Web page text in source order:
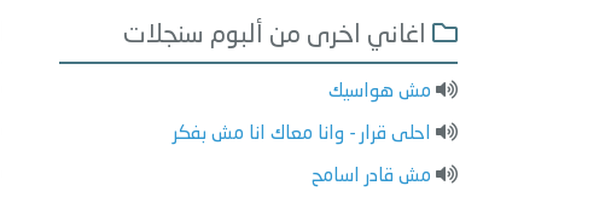
اغاني اخرى من ألبوم سنجلات
مش هواسيك
احلى قرار - وانا معاك انا مش بفكر
مش قادر اسامح